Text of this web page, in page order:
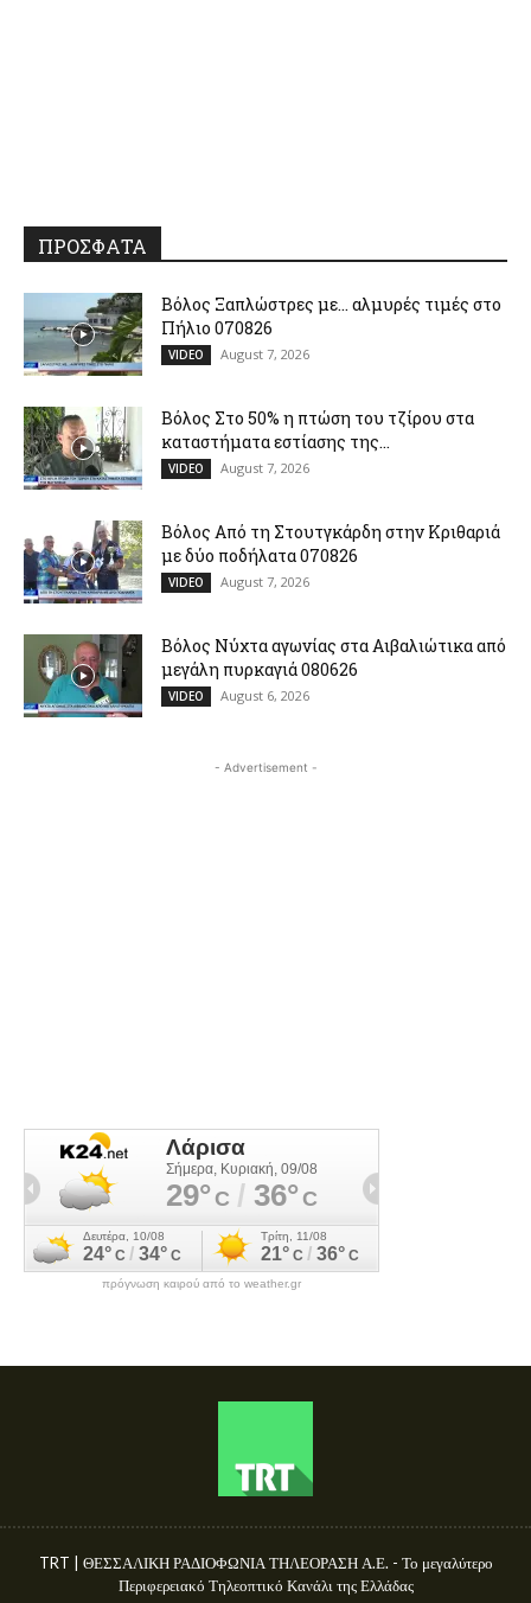
ΠΡΟΣΦΑΤΑ
Βόλος Ξαπλώστρες με… αλμυρές τιμές στο
Πήλιο 070826
VIDEO August 7, 2026
Βόλος Στο 50% η πτώση του τζίρου στα
καταστήματα εστίασης της...
VIDEO August 7, 2026
Βόλος Από τη Στουτγκάρδη στην Κριθαριά
με δύο ποδήλατα 070826
VIDEO August 7, 2026
Βόλος Νύχτα αγωνίας στα Αιβαλιώτικα από
μεγάλη πυρκαγιά 080626
VIDEO August 6, 2026
- Advertisement -
πρόγνωση καιρού από το weather.gr
TRT | ΘΕΣΣΑΛΙΚΗ ΡΑΔΙΟΦΩΝΙΑ ΤΗΛΕΟΡΑΣΗ Α.Ε. - Το μεγαλύτερο
Περιφερειακό Τηλεοπτικό Κανάλι της Ελλάδας